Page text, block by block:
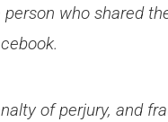
who shared
of perjury, and